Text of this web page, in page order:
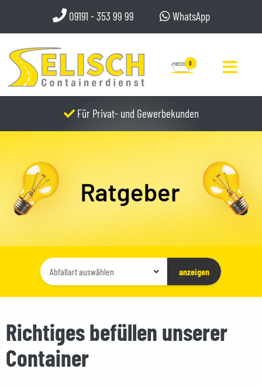
09191 - 353 99 99 WhatsApp
0
Für Privat- und Gewerbekunden
Container-
Typ
anzeigen
Richtiges befüllen unserer
Container